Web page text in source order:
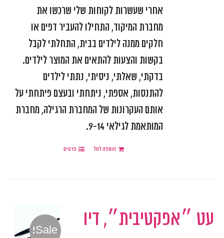
אחרי שעשרות לקוחות שלי שרכשו את
מחברת המיקוד, התחילו להעביר דפים או
חלקים ממנה לילדים בבית, התחלתי לקבל
בקשות והצעות להתאים את המוצר לילדים.
בדקתי, שאלתי, ניסיתי, נתתי לילדים
להתנסות, אספתי, ניתחתי ובעצם פיתחתי על
אותם העקרונות של המחברת הרגילה, מחברת
המותאמת לגילאי 9-14.
הוספה לסל פרטים
Sale!
עט ״אפקטיבית״, דיו